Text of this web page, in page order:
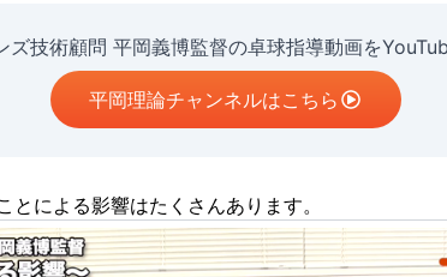
ズ技術顧問 平岡義博監督の卓球指導動画を
平岡理論チャンネルはこちら
とによる影響はたくさんあります。